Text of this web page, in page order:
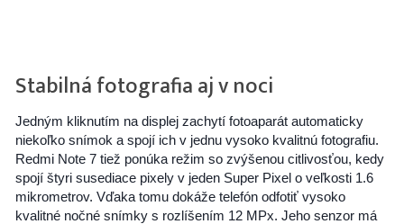
Stabilná fotografia aj v noci
Jedným kliknutím na displej zachytí fotoaparát automaticky
niekoľko snímok a spojí ich v jednu vysoko kvalitnú fotografiu.
Redmi Note 7 tiež ponúka režim so zvýšenou citlivosťou, kedy
spojí štyri susediace pixely v jeden Super Pixel o veľkosti 1.6
mikrometrov. Vďaka tomu dokáže telefón odfotiť vysoko
kvalitné nočné snímky s rozlíšením 12 MPx. Jeho senzor má